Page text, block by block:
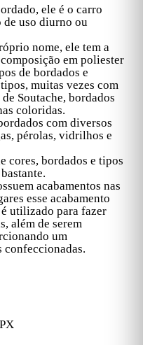
ele é o carro
de uso diurno ou
nome, ele tem a
em poliester
de bordados e
muitas vezes com
Soutache, bordados
coloridas.
com diversos
pérolas, vidrilhos e
cores, bordados e tipos
acabamentos nas
esse acabamento
utilizado para fazer
além de serem
um
confeccionadas.